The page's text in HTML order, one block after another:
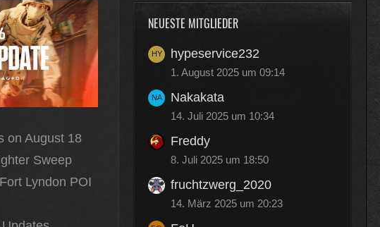
on August 18
Sweep
Lyndon POI
NEUESTE MITGLIEDER
hypeservice232
1. August 2025 um 09:14
Nakakata
14. Juli 2025 um 10:34
Freddy
8. Juli 2025 um 18:50
fruchtzwerg_2020
14. März 2025 um 20:23